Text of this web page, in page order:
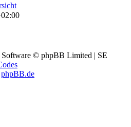
© phpBB Limited | SE
phpBB.de